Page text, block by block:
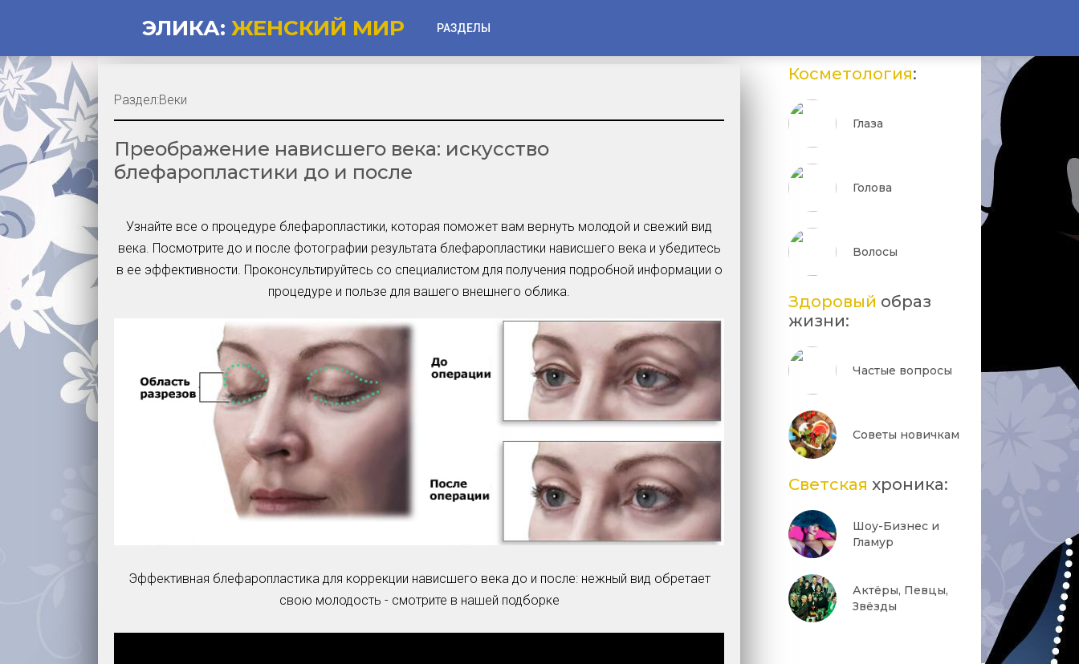
ЭЛИКА: ЖЕНСКИЙ МИР РАЗДЕЛЫ
Губы
Частые вопросы
Советы новичкам
Шоу-Бизнес и Гламур
Знаменитости в Фокусе
Прошлое и Настоящее
Секреты стирки
Преображение нависшего века: искусство
блефаропластики до и после
Узнайте все о процедуре блефаропластики, которая поможет вам вернуть молодой и свежий вид
века. Посмотрите до и после фотографии результата блефаропластики нависшего века и убедитесь
в ее эффективности. Проконсультируйтесь со специалистом для получения подробной информации о
процедуре и пользе для вашего внешнего облика.
Эффективная блефаропластика для коррекции нависшего века до и после: нежный вид обретает
свою молодость - смотрите в нашей подборке
Раздел:Веки
Косметология:
Глаза
Голова
Волосы
Здоровый образ
жизни:
Частые вопросы
Советы новичкам
Светская хроника:
Шоу-Бизнес и
Гламур
Актёры, Певцы,
Звёзды